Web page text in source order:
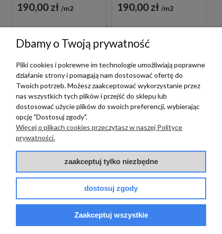
190,00 zł m2 190,00 zł m2
Vives
PŁYTKI BETONOWE
GRESOWE
190,00 zł m2
VIVES SEINE-R
BLANCO 60X120
PŁYTKI BETONOWE
GRESOWE
220,00 zł
Dbamy o Twoją prywatność
Pliki cookies i pokrewne im technologie umożliwiają poprawne
działanie strony i pomagają nam dostosować ofertę do
Twoich potrzeb. Możesz zaakceptować wykorzystanie przez
nas wszystkich tych plików i przejść do sklepu lub
dostosować użycie plików do swoich preferencji, wybierając
opcję "Dostosuj zgody".
Więcej o plikach cookies przeczytasz w naszej Polityce
prywatności.
zaakceptuj tylko niezbędne
dostosuj zgody
Zaakceptuj wszystkie